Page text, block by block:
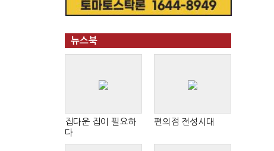
뉴스북
집다운 집이 필요하
다
편의점 전성시대